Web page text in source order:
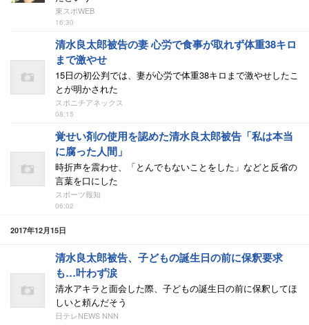
東スポWEB
16:30
清水良太郎被告の妻 心労で食事が取れず体重38キロ
まで激やせ
15日の初公判では、妻が心労で体重38キロまで激やせしたこ
とが明かされた
スポニチアネックス
08:15
覚せい剤の使用を認めた清水良太郎被告「私は本当
に腐った人間」
時折声を震わせ、「とんでもないことをした」などと反省の
言葉を口にした
スポーツ報知
06:02
2017年12月15日
清水良太郎被告、子どもの誕生日の前に保釈要求
も…叶わず涙
清水アキラと面会した際、子どもの誕生日の前に保釈してほ
しいと頼んだそう
日テレNEWS NNN